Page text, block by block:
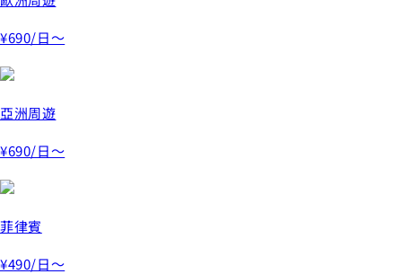
¥690/日～
亞洲周遊
¥690/日～
菲律賓
¥490/日～